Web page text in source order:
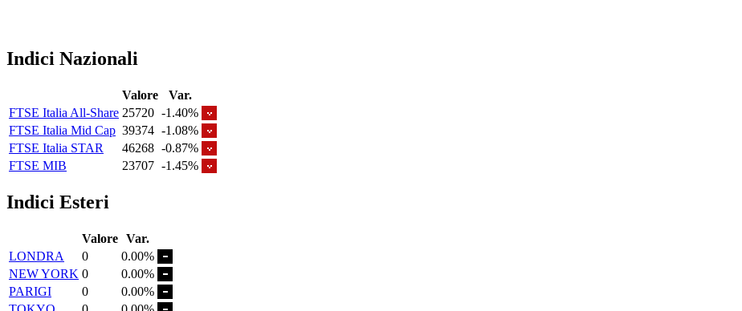
Indici Nazionali
Valore
Var.
FTSE Italia All-Share 25720 -1.40%
FTSE Italia Mid Cap 39374 -1.08%
FTSE Italia STAR
46268 -0.87%
FTSE MIB
23707 -1.45%
Indici Esteri
Valore Var.
LONDRA
0
0.00%
NEW YORK 0
0.00%
PARIGI
0
0.00%